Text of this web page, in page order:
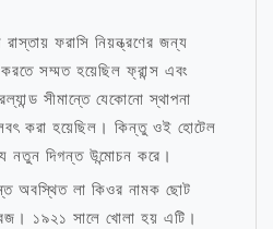
ফরাসি নিয়ন্ত্রণের জন্য
সম্মত হয়েছিল ফ্রান্স এবং
সীমান্তে যেকোনো স্থাপনা
করা হয়েছিল। কিন্তু ওই হোটেল
নতুন দিগন্ত উন্মোচন করে।
অবস্থিত লা কিওর নামক ছোট
১৯২১ সালে খোলা হয় এটি।